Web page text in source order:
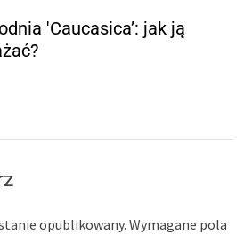
'Caucasica’: jak ją
opublikowany. Wymagane pola